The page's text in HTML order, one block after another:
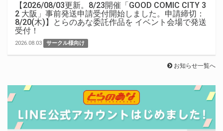
【2026/08/03更新。8/23開催「GOOD COMIC CITY 3
2 大阪」事前発送申請受付開始しました。申請締切：
8/20(木)】とらのあな委託作品を イベント会場で発送
受付！
2026.08.03 サークル様向け
お知らせ一覧へ